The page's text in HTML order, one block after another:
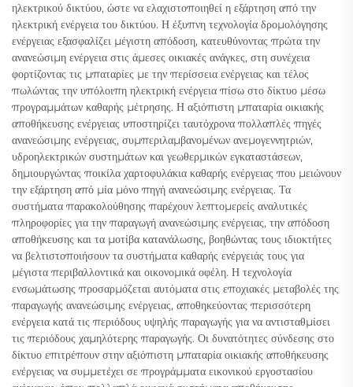
ηλεκτρικού δικτύου, ώστε να ελαχιστοποιηθεί η εξάρτηση από την
ηλεκτρική ενέργεια του δικτύου. Η έξυπνη τεχνολογία δρομολόγησης
ενέργειας εξασφαλίζει μέγιστη απόδοση, κατευθύνοντας πρώτα την
ανανεώσιμη ενέργεια στις άμεσες οικιακές ανάγκες, στη συνέχεια
φορτίζοντας τις μπαταρίες με την περίσσεια ενέργειας και τέλος
πωλώντας την υπόλοιπη ηλεκτρική ενέργεια πίσω στο δίκτυο μέσω
προγραμμάτων καθαρής μέτρησης. Η αξιόπιστη μπαταρία οικιακής
αποθήκευσης ενέργειας υποστηρίζει ταυτόχρονα πολλαπλές πηγές
ανανεώσιμης ενέργειας, συμπεριλαμβανομένων ανεμογεννητριών,
υδροηλεκτρικών συστημάτων και γεωθερμικών εγκαταστάσεων,
δημιουργώντας ποικίλα χαρτοφυλάκια καθαρής ενέργειας που μειώνουν
την εξάρτηση από μία μόνο πηγή ανανεώσιμης ενέργειας. Τα
συστήματα παρακολούθησης παρέχουν λεπτομερείς αναλυτικές
πληροφορίες για την παραγωγή ανανεώσιμης ενέργειας, την απόδοση
αποθήκευσης και τα μοτίβα κατανάλωσης, βοηθώντας τους ιδιοκτήτες
να βελτιστοποιήσουν τα συστήματα καθαρής ενέργειάς τους για
μέγιστα περιβαλλοντικά και οικονομικά οφέλη. Η τεχνολογία
ενσωμάτωσης προσαρμόζεται αυτόματα στις εποχιακές μεταβολές της
παραγωγής ανανεώσιμης ενέργειας, αποθηκεύοντας περισσότερη
ενέργεια κατά τις περιόδους υψηλής παραγωγής για να αντισταθμίσει
τις περιόδους χαμηλότερης παραγωγής. Οι δυνατότητες σύνδεσης στο
δίκτυο επιτρέπουν στην αξιόπιστη μπαταρία οικιακής αποθήκευσης
ενέργειας να συμμετέχει σε προγράμματα εικονικού εργοστασίου